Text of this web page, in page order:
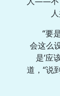
“要
会这么
是‘应
道，“说